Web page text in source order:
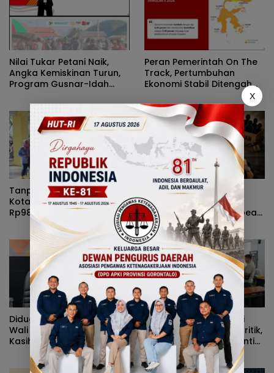
Nilai Tukar Petani Naik,
Angka Kemiskinan Turun,
Program Gusnar-Idah
Dan Dinikmati Masyarakat
Peran Pemerintah On The
Track, Pertumbuhan
Ekonomi Stabil Ditengah
Tanpa Kehadiran Wali
Kota, Pemprov Salurkan
Rp987 Juta Kepada 395
Pelaku UMKM Kota
Gorontalo
Rizal Agu Sarankan Sri
Darsianti Tuna Tegur
Walikota Adhan Dambea
Ketimbang Dinas
Kumperindag Pemprov
Gorontalo
Diduga Kerap Dipersulit
Wali Kota Adhan Dambea,
Kasihan Warga Kota
Gorontalo Jarang Dapat
Bantuan Pemprov
Alvian Mato Sindir Wali
Kota: Terlalu Banyak Kritik,
Kerja Nyata Lebih Dinanti
Masyarakat
X